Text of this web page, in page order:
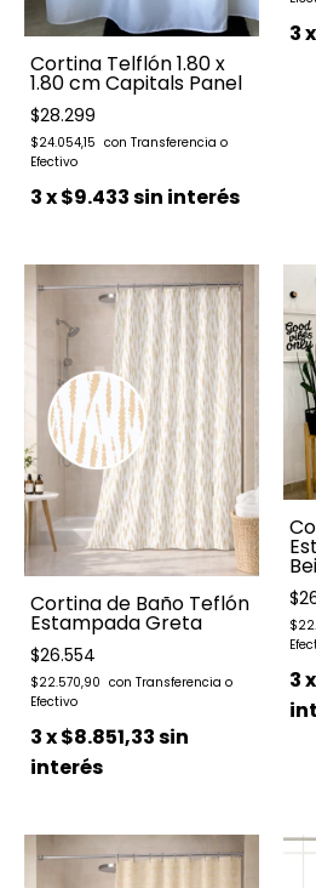
Cortina Telflón 1.80 x
1.80 cm Capitals Panel
$28.299
$24.054,15
3x$9.433sin interés
3x
Cortina de Baño Teflón
Estampada Greta
$26.554
$22.570,90
3x$8.851,33sin
interés
3x